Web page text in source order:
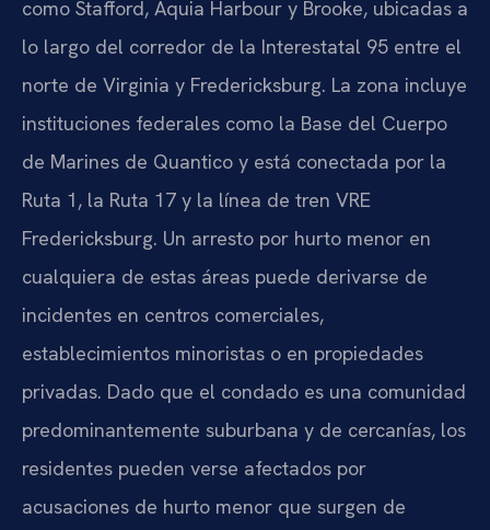
como Stafford, Aquia Harbour y Brooke, ubicadas a
lo largo del corredor de la Interestatal 95 entre el
norte de Virginia y Fredericksburg. La zona incluye
instituciones federales como la Base del Cuerpo
de Marines de Quantico y está conectada por la
Ruta 1, la Ruta 17 y la línea de tren VRE
Fredericksburg. Un arresto por hurto menor en
cualquiera de estas áreas puede derivarse de
incidentes en centros comerciales,
establecimientos minoristas o en propiedades
privadas. Dado que el condado es una comunidad
predominantemente suburbana y de cercanías, los
residentes pueden verse afectados por
acusaciones de hurto menor que surgen de